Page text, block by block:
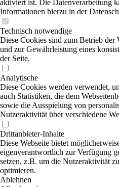
aktiviert ist. Die Datenverarbeitung
Informationen hierzu in der
Technisch notwendige
Diese Cookies sind zum Betrieb
und zur Gewährleistung eines
der Seite.
Analytische
Diese Cookies werden verwendet,
auch Statistiken, die dem
sowie die Ausspielung von
Nutzeraktivität über verschiedene
Drittanbieter-Inhalte
Diese Webseite bietet
eigenverantwortlich zur Verfügung
setzen, z.B. um die Nutzeraktivität
optimieren.
Ablehnen